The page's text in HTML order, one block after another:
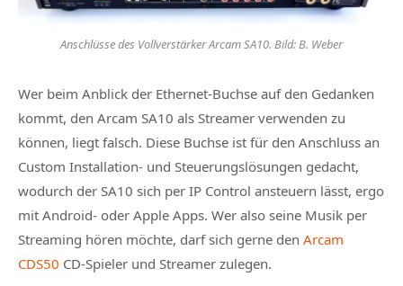
Anschlüsse des Vollverstärker Arcam SA10. Bild: B. Weber
Wer beim Anblick der Ethernet-Buchse auf den Gedanken
kommt, den Arcam SA10 als Streamer verwenden zu
können, liegt falsch. Diese Buchse ist für den Anschluss an
Custom Installation- und Steuerungslösungen gedacht,
wodurch der SA10 sich per IP Control ansteuern lässt, ergo
mit Android- oder Apple Apps. Wer also seine Musik per
Streaming hören möchte, darf sich gerne den Arcam
CDS50 CD-Spieler und Streamer zulegen.